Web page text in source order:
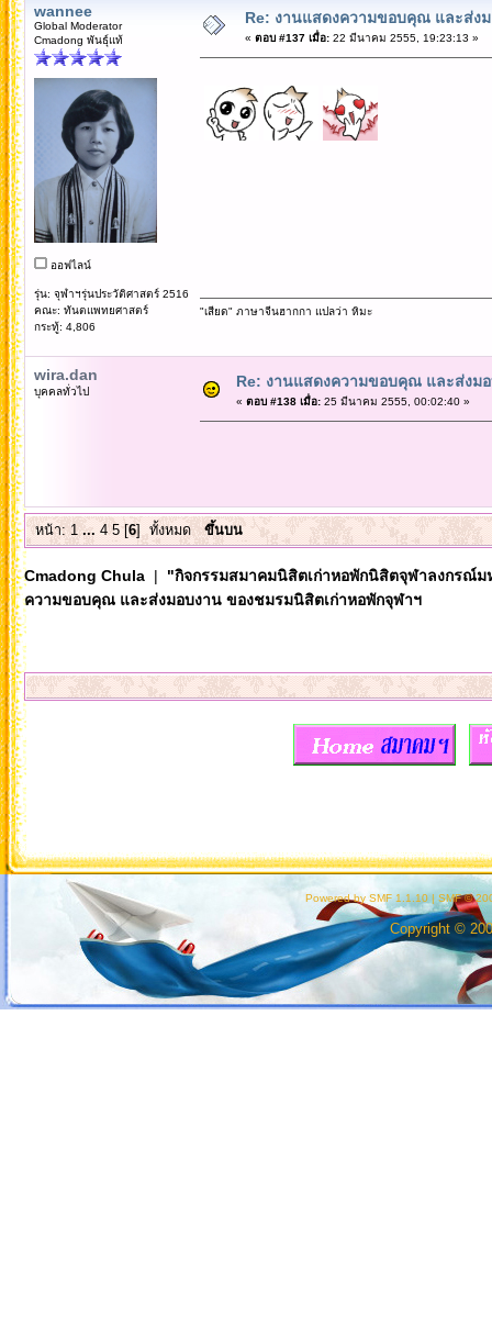
wannee
Global Moderator
Cmadong พันธุ์แท้
ออฟไลน์
รุ่น: จุฬาฯรุ่นประวัติศาสตร์ 2516
คณะ: ทันตแพทยศาสตร์
กระทู้: 4,806
Re: งานแสดงความขอบคุณ และส่ง
« ตอบ #137 เมื่อ:22 มีนาคม 2555, 19:23:13 »
"เสียด" ภาษาจีนฮากกา แปลว่า หิมะ
wira.dan
บุคคลทั่วไป
Re: งานแสดงความขอบคุณ และส่งม
« ตอบ #138 เมื่อ:25 มีนาคม 2555, 00:02:40 »
หน้า:1 ... 4 5[6] ทั้งหมด ขึ้นบน
Cmadong Chula| "กิจกรรมสมาคมนิสิตเก่าหอพักนิสิตจุฬาลงกรณ์ม
ความขอบคุณ และส่งมอบงาน ของชมรมนิสิตเก่าหอพักจุฬาฯ
Powered by SMF 1.1.10 | SMF ©
Copyright ©